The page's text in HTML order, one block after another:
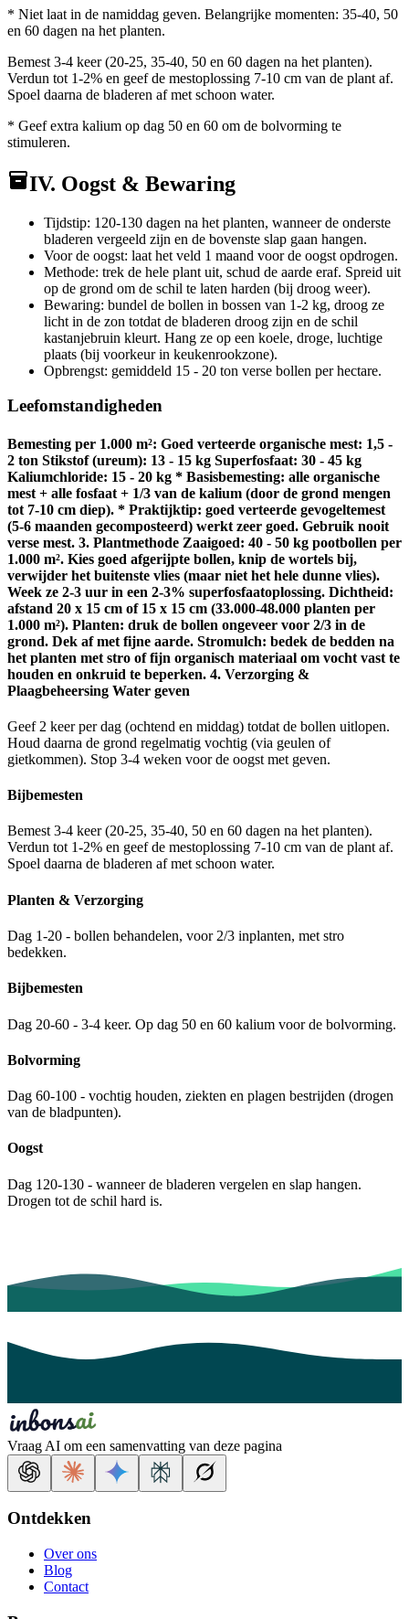
* Niet laat in de namiddag geven. Belangrijke momenten: 35-40, 50
en 60 dagen na het planten.
Bemest 3-4 keer (20-25, 35-40, 50 en 60 dagen na het planten).
Verdun tot 1-2% en geef de mestoplossing 7-10 cm van de plant af.
Spoel daarna de bladeren af met schoon water.
* Geef extra kalium op dag 50 en 60 om de bolvorming te
stimuleren.
IV. Oogst & Bewaring
Tijdstip: 120-130 dagen na het planten, wanneer de onderste
bladeren vergeeld zijn en de bovenste slap gaan hangen.
Voor de oogst: laat het veld 1 maand voor de oogst opdrogen.
Methode: trek de hele plant uit, schud de aarde eraf. Spreid uit
op de grond om de schil te laten harden (bij droog weer).
Bewaring: bundel de bollen in bossen van 1-2 kg, droog ze
licht in de zon totdat de bladeren droog zijn en de schil
kastanjebruin kleurt. Hang ze op een koele, droge, luchtige
plaats (bij voorkeur in keukenrookzone).
Opbrengst: gemiddeld 15 - 20 ton verse bollen per hectare.
Leefomstandigheden
Bemesting per 1.000 m²: Goed verteerde organische mest: 1,5 -
2 ton Stikstof (ureum): 13 - 15 kg Superfosfaat: 30 - 45 kg
Kaliumchloride: 15 - 20 kg * Basisbemesting: alle organische
mest + alle fosfaat + 1/3 van de kalium (door de grond mengen
tot 7-10 cm diep). * Praktijktip: goed verteerde gevogeltemest
(5-6 maanden gecomposteerd) werkt zeer goed. Gebruik nooit
verse mest. 3. Plantmethode Zaaigoed: 40 - 50 kg pootbollen per
1.000 m². Kies goed afgerijpte bollen, knip de wortels bij,
verwijder het buitenste vlies (maar niet het hele dunne vlies).
Week ze 2-3 uur in een 2-3% superfosfaatoplossing. Dichtheid:
afstand 20 x 15 cm of 15 x 15 cm (33.000-48.000 planten per
1.000 m²). Planten: druk de bollen ongeveer voor 2/3 in de
grond. Dek af met fijne aarde. Stromulch: bedek de bedden na
het planten met stro of fijn organisch materiaal om vocht vast te
houden en onkruid te beperken. 4. Verzorging &
Plaagbeheersing Water geven
Geef 2 keer per dag (ochtend en middag) totdat de bollen uitlopen.
Houd daarna de grond regelmatig vochtig (via geulen of
gietkommen). Stop 3-4 weken voor de oogst met geven.
Bijbemesten
Bemest 3-4 keer (20-25, 35-40, 50 en 60 dagen na het planten).
Verdun tot 1-2% en geef de mestoplossing 7-10 cm van de plant af.
Spoel daarna de bladeren af met schoon water.
Planten & Verzorging
Dag 1-20 - bollen behandelen, voor 2/3 inplanten, met stro
bedekken.
Bijbemesten
Dag 20-60 - 3-4 keer. Op dag 50 en 60 kalium voor de bolvorming.
Bolvorming
Dag 60-100 - vochtig houden, ziekten en plagen bestrijden (drogen
van de bladpunten).
Oogst
Dag 120-130 - wanneer de bladeren vergelen en slap hangen.
Drogen tot de schil hard is.
Vraag AI om een samenvatting van deze pagina
Ontdekken
Over ons
Blog
Contact